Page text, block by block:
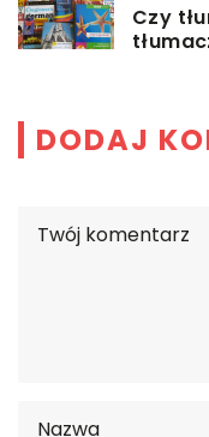
Czy
DODAJ